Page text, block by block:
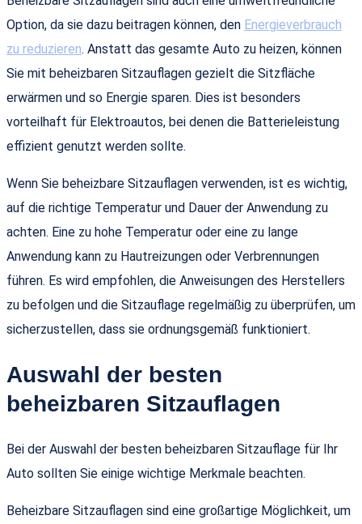
Option, da sie dazu beitragen können, den Energieverbrauch
zu reduzieren. Anstatt das gesamte Auto zu heizen, können
Sie mit beheizbaren Sitzauflagen gezielt die Sitzfläche
erwärmen und so Energie sparen. Dies ist besonders
vorteilhaft für Elektroautos, bei denen die Batterieleistung
effizient genutzt werden sollte.
Wenn Sie beheizbare Sitzauflagen verwenden, ist es wichtig,
auf die richtige Temperatur und Dauer der Anwendung zu
achten. Eine zu hohe Temperatur oder eine zu lange
Anwendung kann zu Hautreizungen oder Verbrennungen
führen. Es wird empfohlen, die Anweisungen des Herstellers
zu befolgen und die Sitzauflage regelmäßig zu überprüfen, um
sicherzustellen, dass sie ordnungsgemäß funktioniert.
Auswahl der besten
beheizbaren Sitzauflagen
Bei der Auswahl der besten beheizbaren Sitzauflage für Ihr
Auto sollten Sie einige wichtige Merkmale beachten.
Beheizbare Sitzauflagen sind eine großartige Möglichkeit, um